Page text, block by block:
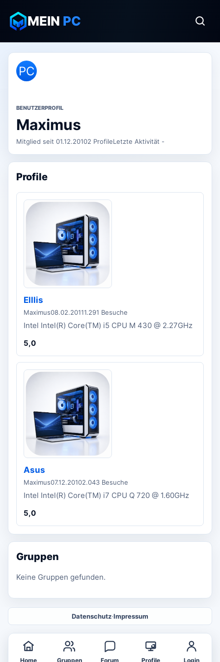
MEIN PC
PC
BENUTZERPROFIL
Maximus
Mitglied seit 01.12.20102 ProfileLetzte Aktivität -
Profile
Elllis
Maximus08.02.20111.291 Besuche
Intel Intel(R) Core(TM) i5 CPU M 430 @ 2.27GHz
5,0
Asus
Maximus07.12.20102.043 Besuche
Intel Intel(R) Core(TM) i7 CPU Q 720 @ 1.60GHz
5,0
Gruppen
Keine Gruppen gefunden.
Datenschutz·Impressum
Home Gruppen Forum Profile Login